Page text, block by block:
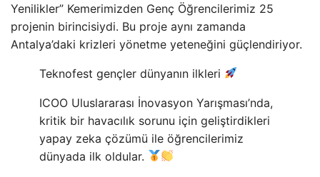
Yenilikler” Kemerimizden Genç Öğrencilerimiz 25
projenin birincisiydi. Bu proje aynı zamanda
Antalya’daki krizleri yönetme yeteneğini güçlendiriyor.
Teknofest gençler dünyanın ilkleri
ICOO Uluslararası İnovasyon Yarışması’nda,
kritik bir havacılık sorunu için geliştirdikleri
yapay zeka çözümü ile öğrencilerimiz
dünyada ilk oldular.